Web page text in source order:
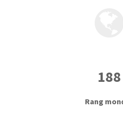
188
Rang